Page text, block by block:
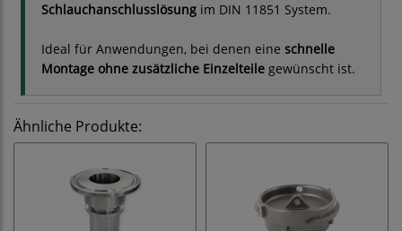
Schlauchanschlusslösung im DIN 11851 System.
Ideal für Anwendungen, bei denen eine schnelle
Montage ohne zusätzliche Einzelteile gewünscht ist.
Ähnliche Produkte: